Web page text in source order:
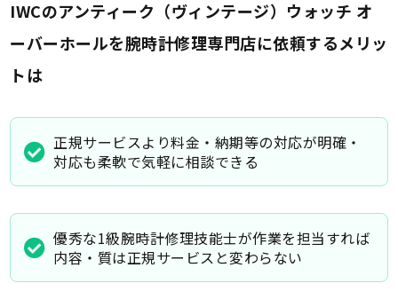
IWCのアンティーク（ヴィンテージ）ウォッチ オ
ーバーホールを腕時計修理専門店に依頼するメリッ
トは
正規サービスより料金・納期等の対応が明確・
対応も柔軟で気軽に相談できる
優秀な1級腕時計修理技能士が作業を担当すれば
内容・質は正規サービスと変わらない